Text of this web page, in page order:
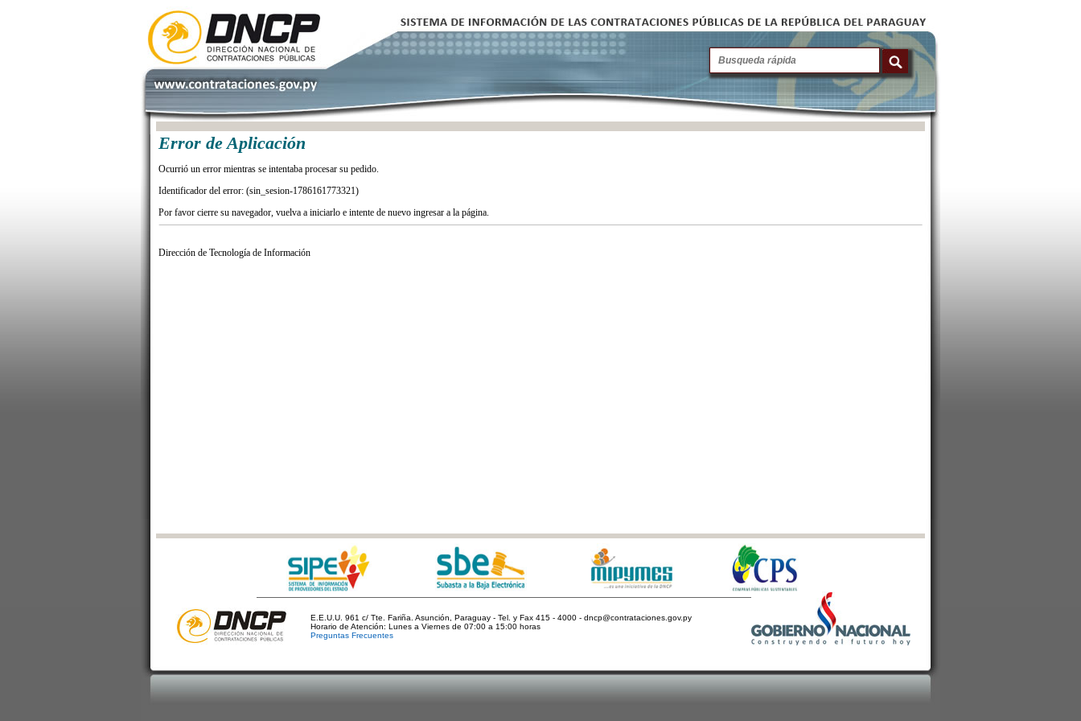
Error de Aplicación
Ocurrió un error mientras se intentaba procesar su pedido.
Identificador del error: (sin_sesion-1786161773321)
Por favor cierre su navegador, vuelva a iniciarlo e intente de nuevo ingresar a la página.
Dirección de Tecnología de Información
E.E.U.U. 961 c/ Tte. Fariña. Asunción, Paraguay - Tel. y Fax 415 - 4000 - dncp@contrataciones.gov.py
Horario de Atención: Lunes a Viernes de 07:00 a 15:00 horas
Preguntas Frecuentes